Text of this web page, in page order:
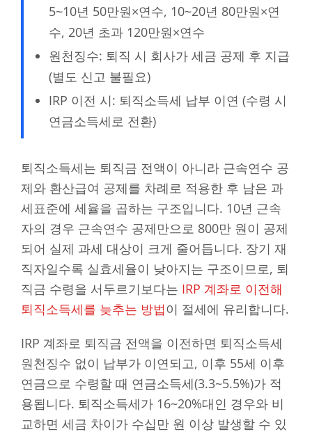
5~10년 50만원×연수, 10~20년 80만원×연
수, 20년 초과 120만원×연수
원천징수: 퇴직 시 회사가 세금 공제 후 지급
(별도 신고 불필요)
IRP 이전 시: 퇴직소득세 납부 이연 (수령 시
연금소득세로 전환)
퇴직소득세는 퇴직금 전액이 아니라 근속연수 공
제와 환산급여 공제를 차례로 적용한 후 남은 과
세표준에 세율을 곱하는 구조입니다. 10년 근속
자의 경우 근속연수 공제만으로 800만 원이 공제
되어 실제 과세 대상이 크게 줄어듭니다. 장기 재
직자일수록 실효세율이 낮아지는 구조이므로, 퇴
직금 수령을 서두르기보다는 IRP 계좌로 이전해
퇴직소득세를 늦추는 방법이 절세에 유리합니다.
IRP 계좌로 퇴직금 전액을 이전하면 퇴직소득세
원천징수 없이 납부가 이연되고, 이후 55세 이후
연금으로 수령할 때 연금소득세(3.3~5.5%)가 적
용됩니다. 퇴직소득세가 16~20%대인 경우와 비
교하면 세금 차이가 수십만 원 이상 발생할 수 있